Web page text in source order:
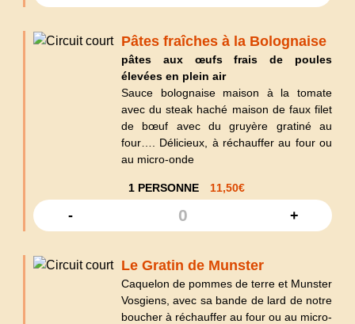
Pâtes fraîches à la Bolognaise
pâtes aux œufs frais de poules
élevées en plein air
Sauce bolognaise maison à la tomate
avec du steak haché maison de faux filet
de bœuf avec du gruyère gratiné au
four…. Délicieux, à réchauffer au four ou
au micro-onde
1 PERSONNE 11,50€
- +
Le Gratin de Munster
Caquelon de pommes de terre et Munster
Vosgiens, avec sa bande de lard de notre
boucher à réchauffer au four ou au micro-